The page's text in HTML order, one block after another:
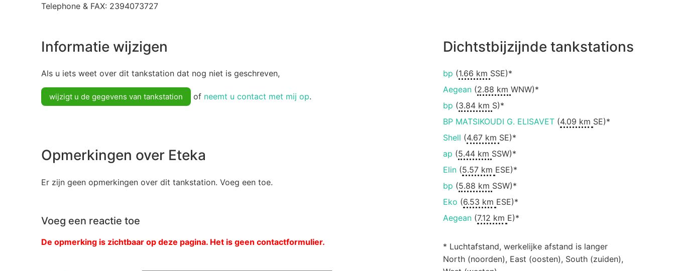
Telephone & FAX: 2394073727
Informatie wijzigen
Als u iets weet over dit tankstation dat nog niet is geschreven,
wijzigt u de gegevens van tankstation of neemt u contact met mij op.
Opmerkingen over Eteka
Er zijn geen opmerkingen over dit tankstation. Voeg een toe.
Voeg een reactie toe
De opmerking is zichtbaar op deze pagina. Het is geen contactformulier.
Dichtstbijzijnde tankstations
bp (1.66 km SSE)*
Aegean(2.88 km WNW)*
bp (3.84 km S)*
BP MATSIKOUDI G. ELISAVET(4.09 km SE)*
Shell (4.67 km SE)*
ap (5.44 km SSW)*
Elin(5.57 km ESE)*
bp (5.88 km SSW)*
Eko (6.53 km ESE)*
Aegean(7.12 km E)*
* Luchtafstand, werkelijke afstand is langer
North (noorden), East (oosten), South (zuiden),